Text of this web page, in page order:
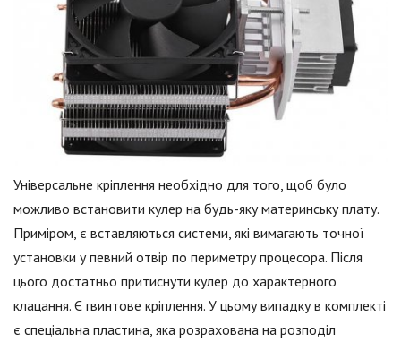
Універсальне кріплення необхідно для того, щоб було
можливо встановити кулер на будь-яку материнську плату.
Приміром, є вставляються системи, які вимагають точної
установки у певний отвір по периметру процесора. Після
цього достатньо притиснути кулер до характерного
клацання. Є гвинтове кріплення. У цьому випадку в комплекті
є спеціальна пластина, яка розрахована на розподіл